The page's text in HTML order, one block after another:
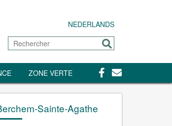
NEDERLANDS
Rechercher
Envoyer
ZONE VERTE Facebook
Contact
Sainte-Agathe